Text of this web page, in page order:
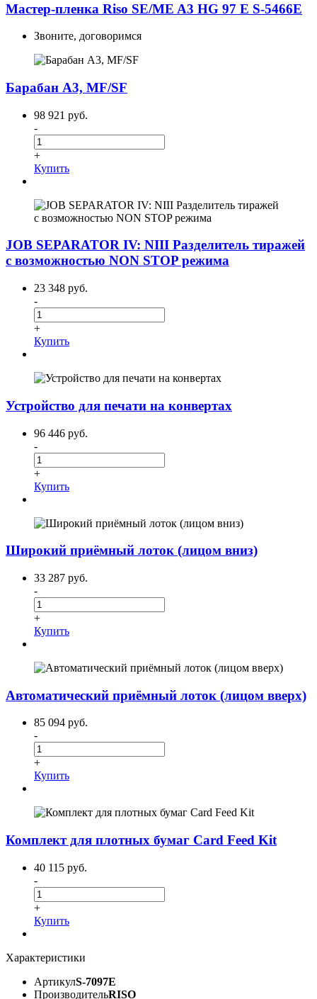
Мастер-пленка Riso SE/ME A3 HG 97 E S-5466E
Звоните, договоримся
Барабан А3, MF/SF
98 921 руб.
-
+
Купить
JOB SEPARATOR IV: NIII Разделитель тиражей
с возможностью NON STOP режима
23 348 руб.
-
+
Купить
Устройство для печати на конвертах
96 446 руб.
-
+
Купить
Широкий приёмный лоток (лицом вниз)
33 287 руб.
-
+
Купить
Автоматический приёмный лоток (лицом вверх)
85 094 руб.
-
+
Купить
Комплект для плотных бумаг Card Feed Kit
40 115 руб.
-
+
Купить
Характеристики
АртикулS-7097E
ПроизводительRISO